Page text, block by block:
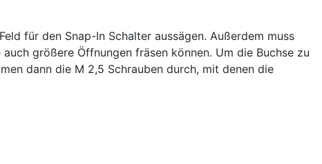
für den Snap-In Schalter aussägen. Außerdem muss
größere Öffnungen fräsen können. Um die Buchse zu
dann die M 2,5 Schrauben durch, mit denen die